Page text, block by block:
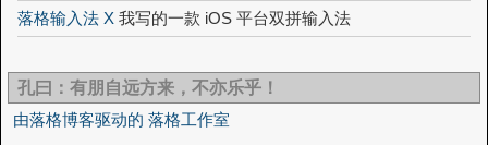
落格输入法 X 我写的一款 iOS 平台双拼输入法
孔曰：有朋自远方来，不亦乐乎！
由落格博客驱动的 落格工作室